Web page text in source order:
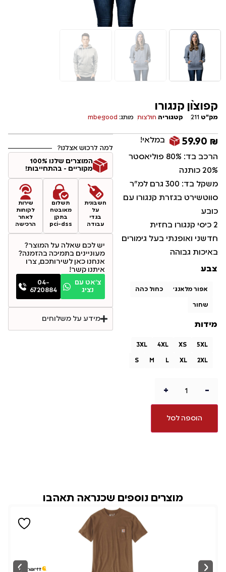
קפוצ`ון קנגורו
מק"ט 211 קטגוריה חולצות מותג: mbegood
59.90 ₪
במלאי!
הרכב בד: 80% פוליאסטר
20% כותנה
משקל בד: 300 גרם למ"ר
סווטשירט בגזרת קנגורו עם
כובע
2 כיסי קנגורו בחזית
חדשני ואופנתי בעל גימורים
באיכות גבוהה
צבע
אפור מלאנג' כחול כהה
שחור
מידות
5XL
XS
4XL
3XL
2XL
XL
L
M
S
-
+
הוספה לסל
למה לרכוש אצלנו?
המוצרים שלנו 100%
מקוריים - בהתחייבות!
חשבונית
על
בגדי
עבודה
תשלום
מאובטח
בתקן
pci-dss
שירות
לקוחות
לאחר
הרכישה
יש לכם שאלה על המוצר?
מעוניינים בתמיכה בהזמנה?
אנחנו כאן לשירותכם, צרו
איתנו קשר!
צ׳אט עם
נציג
04-
6720884
מידע על משלוחים
מוצרים נוספים שכנראה תאהבו